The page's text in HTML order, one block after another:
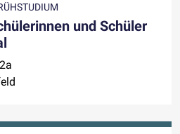
und Schüler